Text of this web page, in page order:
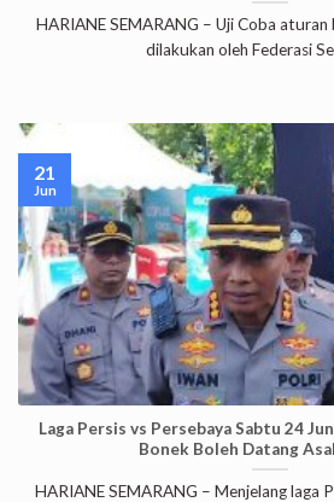
HARIANE SEMARANG – Uji Coba aturan
dilakukan oleh Federasi
Laga Persis vs Persebaya Sabtu 24
Bonek Boleh Datang
HARIANE SEMARANG – Menjelang laga
21
Jun